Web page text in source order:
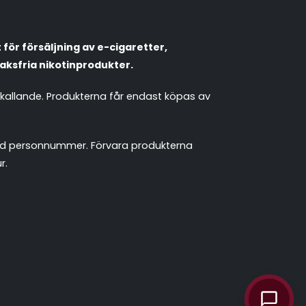
för försäljning av e-cigaretter,
nikotinprodukter.
Produkterna får endast köpas av
personnummer. Förvara produkterna
Vitsnus Leverans & frakt